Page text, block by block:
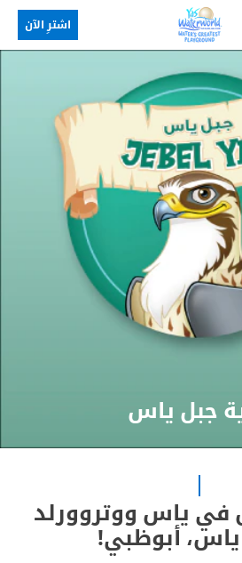
اشترِ الآن
جبل ياس
في ياس ووتروورلد
ياس، أبوظبي!